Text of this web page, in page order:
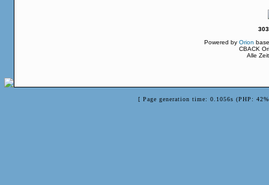
Powered by Orion
CBACK
Alle
[ Page generation time: 0.1056s (PHP: